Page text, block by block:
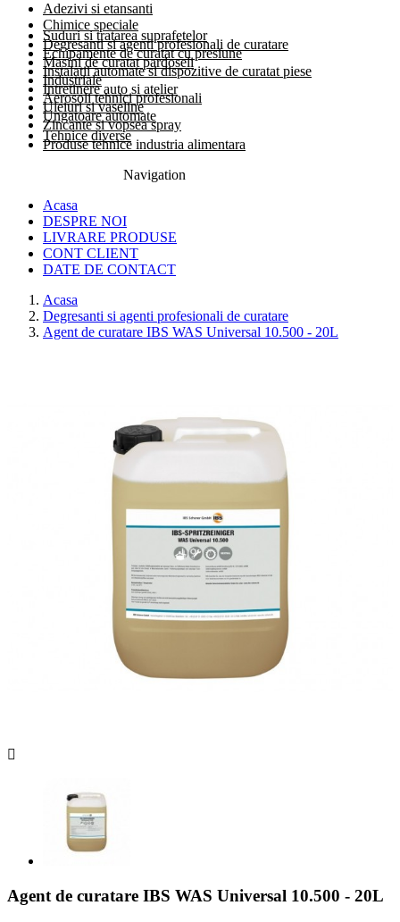
Adezivi si etansanti
Chimice speciale
Suduri si tratarea suprafetelor
Degresanti si agenti profesionali de curatare
Echipamente de curatat cu presiune
Masini de curatat pardoseli
Instalatii automate si dispozitive de curatat piese
Industriale
Intretinere auto si atelier
Aerosoli tehnici profesionali
Uleiuri si vaseline
Ungatoare automate
Zincante si vopsea spray
Tehnice diverse
Produse tehnice industria alimentara
Navigation
Acasa
DESPRE NOI
LIVRARE PRODUSE
CONT CLIENT
DATE DE CONTACT
Acasa
Degresanti si agenti profesionali de curatare
Agent de curatare IBS WAS Universal 10.500 - 20L

Agent de curatare IBS WAS Universal 10.500 - 20L